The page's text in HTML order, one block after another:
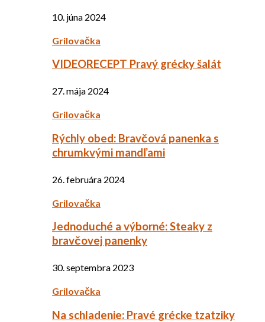
10. júna 2024
Grilovačka
VIDEORECEPT Pravý grécky šalát
27. mája 2024
Grilovačka
Rýchly obed: Bravčová panenka s
chrumkvými mandľami
26. februára 2024
Grilovačka
Jednoduché a výborné: Steaky z
bravčovej panenky
30. septembra 2023
Grilovačka
Na schladenie: Pravé grécke tzatziky